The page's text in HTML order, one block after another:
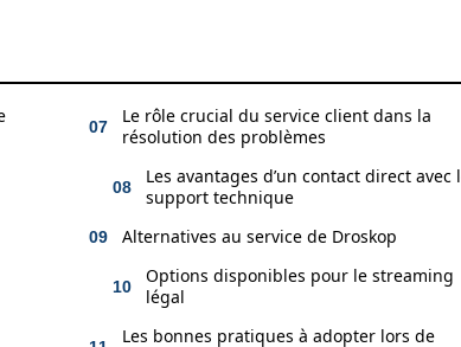
Le rôle crucial du service client dans la
résolution des problèmes
Les avantages d’un contact direct avec
support technique
Alternatives au service de Droskop
Options disponibles pour le streaming
légal
Les bonnes pratiques à adopter lors de